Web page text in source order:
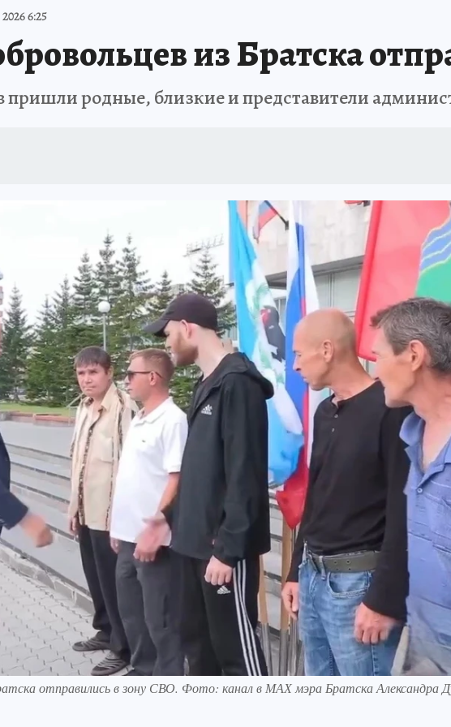
АФИША
6:25
из Братска
пришли родные, близкие и представители
отправились в зону СВО. Фото: канал в МАХ мэра Братска Александра